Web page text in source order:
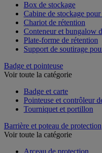
Box de stockage
Cabine de stockage
Chariot de rétention
Conteneur et bungalow
Plate-forme de rétention
Support de soutirage
Badge et pointeuse
Voir toute la catégorie
Badge et carte
Pointeuse et contrôleur
Tourniquet et portillon
Barrière et poteau de protection
Voir toute la catégorie
Arceau de protection